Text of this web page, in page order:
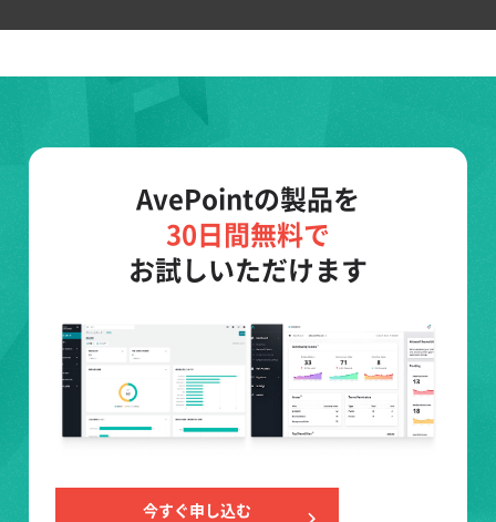
AvePointの製品を
30日間無料で
お試しいただけます
今すぐ申し込む